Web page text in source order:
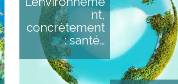
nt,
concrètement
: santé…
d’aborder les
environnementaux à
des angles très
proches de notre
grâce à l’éclairage
qui proposeront
une synthèse
thématique :
& Santé
dérèglements,
avec Céline Bertrand, [...]